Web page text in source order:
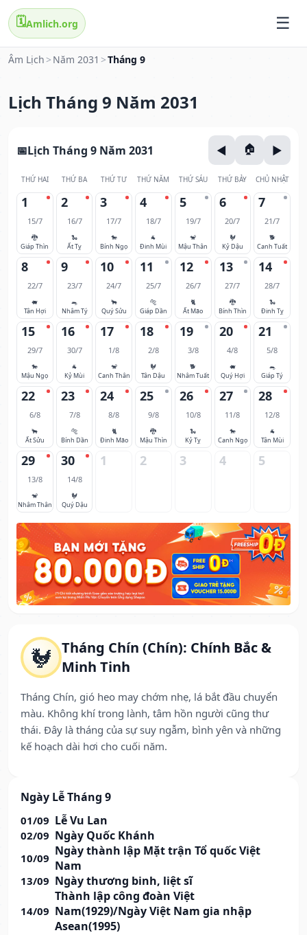
🗓️Amlich.org
Âm Lịch > Năm 2031 >Tháng 9
Lịch Tháng 9 Năm 2031
🐓 Tháng Chín (Chín): Chính Bắc &
Minh Tinh
Tháng Chín, gió heo may chớm nhẹ, lá bắt đầu chuyển
màu. Không khí trong lành, tâm hồn người cũng thư
thái. Đây là tháng của sự suy ngẫm, bình yên và những
kế hoạch dài hơi cho cuối năm.
Ngày Lễ Tháng 9
01/09 Lễ Vu Lan
02/09 Ngày Quốc Khánh
10/09 Ngày thành lập Mặt trận Tổ quốc Việt
Nam
13/09 Ngày thương binh, liệt sĩ
14/09
Thành lập công đoàn Việt
Nam(1929)/Ngày Việt Nam gia nhập
Asean(1995)
Lịch Tháng 9 Năm 2031
THỨ HAI THỨ BA THỨ TƯ THỨ NĂM THỨ SÁU THỨ BẢY CHỦ NHẬT
1
15/7
🐉
Giáp Thìn
2
16/7
🐍
Ất Tỵ
3
17/7
🐎
Bính Ngọ
4
18/7
🐐
Đinh Mùi
5
19/7
🐒
Mậu Thân
6
20/7
🐓
Kỷ Dậu
7
21/7
🐕
Canh Tuất
8
22/7
🐖
Tân Hợi
9
23/7
🐀
Nhâm Tý
10
24/7
🐂
Quý Sửu
11
25/7
🐅
Giáp Dần
12
26/7
🐈
Ất Mão
13
27/7
🐉
Bính Thìn
14
28/7
🐍
Đinh Tỵ
15
29/7
🐎
Mậu Ngọ
16
30/7
🐐
Kỷ Mùi
17
1/8
🐒
Canh Thân
18
2/8
🐓
Tân Dậu
19
3/8
🐕
Nhâm Tuất
20
4/8
🐖
Quý Hợi
21
5/8
🐀
Giáp Tý
22
6/8
🐂
Ất Sửu
23
7/8
🐅
Bính Dần
24
8/8
🐈
Đinh Mão
25
9/8
🐉
Mậu Thìn
26
10/8
🐍
Kỷ Tỵ
27
11/8
🐎
Canh Ngọ
28
12/8
🐐
Tân Mùi
29
13/8
🐒
Nhâm Thân
30
14/8
🐓
Quý Dậu
1 2 3 4 5